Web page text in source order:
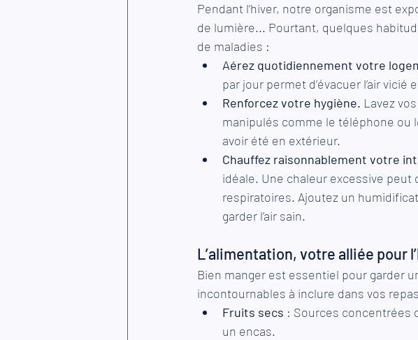
Pendant l’hiver, notre organisme est
de lumière... Pourtant, quelques
de maladies :
Aérez quotidiennement votre
par jour permet d’évacuer l’air
Renforcez votre hygiène. Lavez
manipulés comme le téléphone ou
avoir été en extérieur.
Chauffez raisonnablement votre
idéale. Une chaleur excessive peut
respiratoires. Ajoutez un
garder l’air sain.
L’alimentation, votre alliée pour
Bien manger est essentiel pour garder
incontournables à inclure dans vos
Fruits secs : Sources concentrées
un encas.